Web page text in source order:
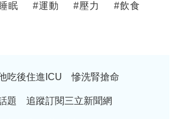
睡眠 #運動 #壓力 #飲食
吃後住進ICU 慘洗腎搶命
題 追蹤訂閱三立新聞網